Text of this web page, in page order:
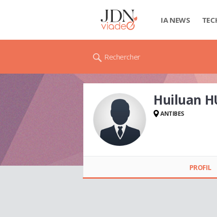
IA NEWS
Rechercher
Huiluan
ANTIBES
PROFIL